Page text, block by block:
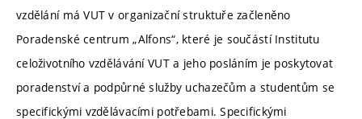
vzdělání má VUT v organizační struktuře začleněno
Poradenské centrum „Alfons“, které je součástí Institutu
celoživotního vzdělávání VUT a jeho posláním je poskytovat
poradenství a podpůrné služby uchazečům a studentům se
specifickými vzdělávacími potřebami. Specifickými